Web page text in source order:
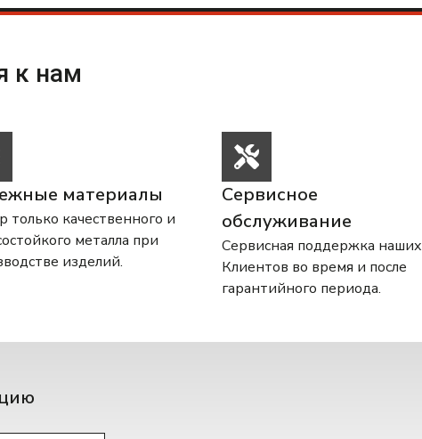
к нам
материалы
только качественного и
металла при
изделий.
Сервисное
обслуживание
Сервисная поддержка наших
Клиентов во время и после
гарантийного периода.